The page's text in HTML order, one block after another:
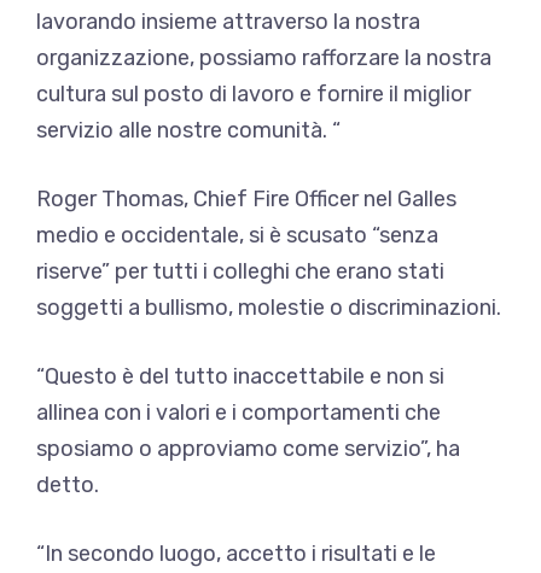
lavorando insieme attraverso la nostra
organizzazione, possiamo rafforzare la nostra
cultura sul posto di lavoro e fornire il miglior
servizio alle nostre comunità. “
Roger Thomas, Chief Fire Officer nel Galles
medio e occidentale, si è scusato “senza
riserve” per tutti i colleghi che erano stati
soggetti a bullismo, molestie o discriminazioni.
“Questo è del tutto inaccettabile e non si
allinea con i valori e i comportamenti che
sposiamo o approviamo come servizio”, ha
detto.
“In secondo luogo, accetto i risultati e le